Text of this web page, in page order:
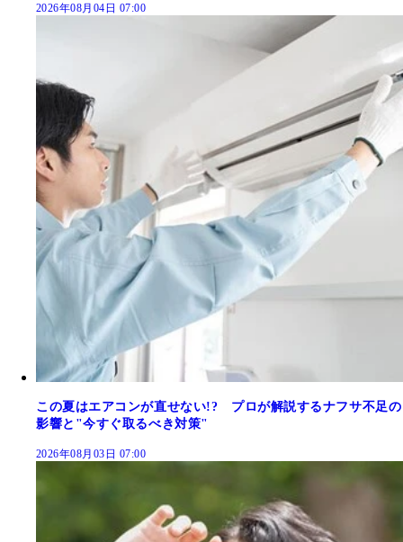
2026年08月04日 07:00
この夏はエアコンが直せない!? プロが解説するナフサ不足の
影響と"今すぐ取るべき対策"
2026年08月03日 07:00